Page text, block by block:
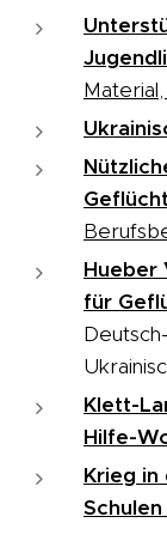
Hueber
für
Klett-
Hilfe-
Krieg in
Schulen